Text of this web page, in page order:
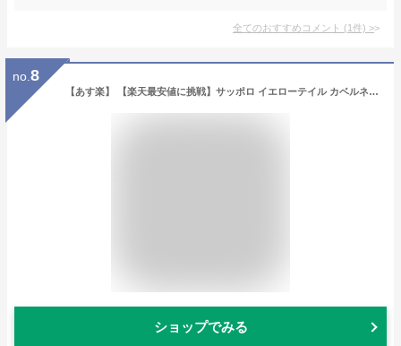
全てのおすすめコメント (1件) >
no. 8
【あす楽】 【楽天最安値に挑戦】サッポロ イエローテイル カベルネ ソーヴィニヨン 750ml 1本【ご注文は1ケース(12本)まで同梱可能です】
ショップでみる